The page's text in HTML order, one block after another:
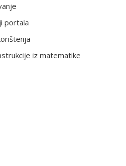
portala
iz matematike